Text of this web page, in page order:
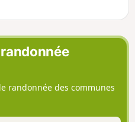
randonnée des communes